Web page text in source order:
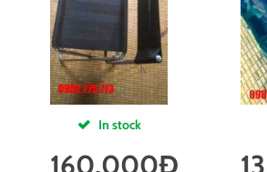
In stock
160,000Đ